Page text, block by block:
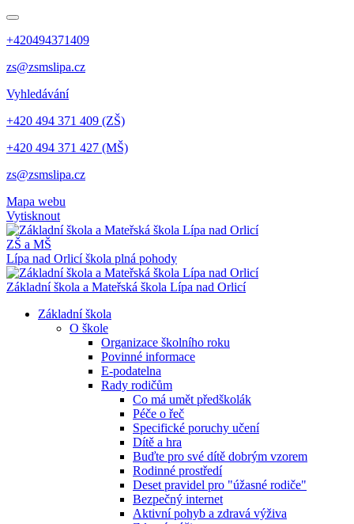
+420494371409
zs@zsmslipa.cz
Vyhledávání
+420 494 371 409 (ZŠ)
+420 494 371 427 (MŠ)
zs@zsmslipa.cz
Mapa webu
Vytisknout
ZŠ a MŠ
Lípa nad Orlicíškola plná pohody
Základní škola a Mateřská škola Lípa nad Orlicí
Základní škola
O škole
Organizace školního roku
Povinné informace
E-podatelna
Rady rodičům
Co má umět předškolák
Péče o řeč
Specifické poruchy učení
Dítě a hra
Buďte pro své dítě dobrým vzorem
Rodinné prostředí
Deset pravidel pro "úžasné rodiče"
Bezpečný internet
Aktivní pohyb a zdravá výživa